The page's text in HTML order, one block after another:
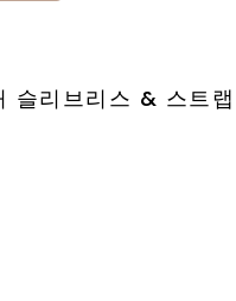
슬리브리스 & 스트랩